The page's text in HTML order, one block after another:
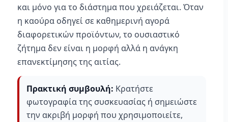
και μόνο για το διάστημα που χρειάζεται. Όταν
η καούρα οδηγεί σε καθημερινή αγορά
διαφορετικών προϊόντων, το ουσιαστικό
ζήτημα δεν είναι η μορφή αλλά η ανάγκη
επανεκτίμησης της αιτίας.
Πρακτική συμβουλή: Κρατήστε
φωτογραφία της συσκευασίας ή σημειώστε
την ακριβή μορφή που χρησιμοποιείτε,